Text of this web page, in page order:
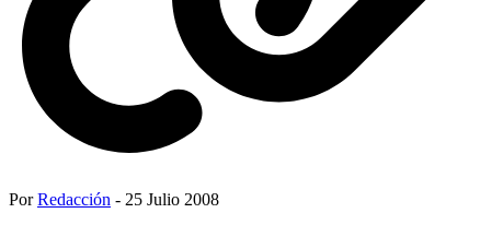
PorRedacción - 25 Julio 2008